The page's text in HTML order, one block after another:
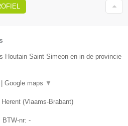
Houtain Saint Simeon en in de provincie
| Google maps ▼
Herent (Vlaams-Brabant)
, BTW-nr: -